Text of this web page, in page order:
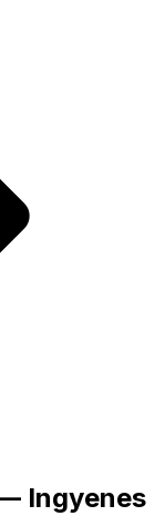
Ingyenes